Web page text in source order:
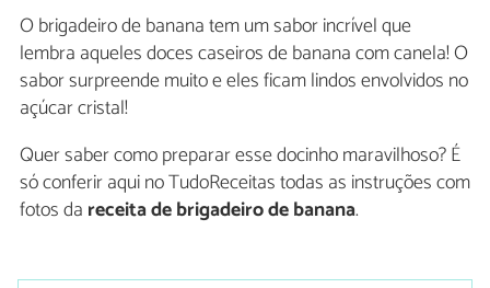
O brigadeiro de banana tem um sabor incrível que
lembra aqueles doces caseiros de banana com canela! O
sabor surpreende muito e eles ficam lindos envolvidos no
açúcar cristal!
Quer saber como preparar esse docinho maravilhoso? É
só conferir aqui no TudoReceitas todas as instruções com
fotos da receita de brigadeiro de banana.